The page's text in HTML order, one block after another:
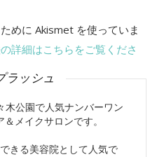
めに Akismet を使っていま
詳細はこちらをご覧くださ
ラッシュ
木公園で人気ナンバーワン
メイクサロンです。
きる美容院として人気で